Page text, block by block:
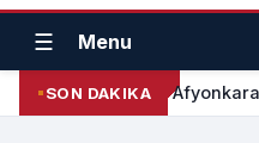
☰ Menu
SON DAKIKA